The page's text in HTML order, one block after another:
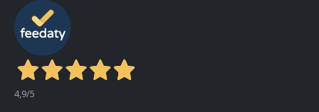
4,9/5